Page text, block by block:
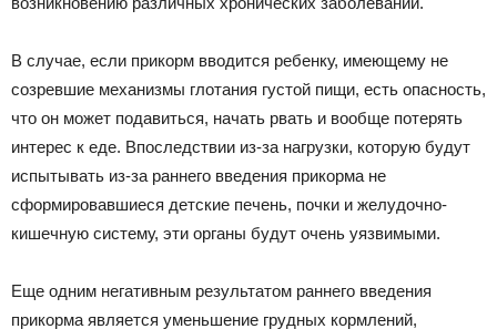
В случае, если прикорм вводится ребенку, имеющему не
созревшие механизмы глотания густой пищи, есть опасность,
что он может подавиться, начать рвать и вообще потерять
интерес к еде. Впоследствии из-за нагрузки, которую будут
испытывать из-за раннего введения прикорма не
сформировавшиеся детские печень, почки и желудочно-
кишечную систему, эти органы будут очень уязвимыми.
Еще одним негативным результатом раннего введения
прикорма является уменьшение грудных кормлений,